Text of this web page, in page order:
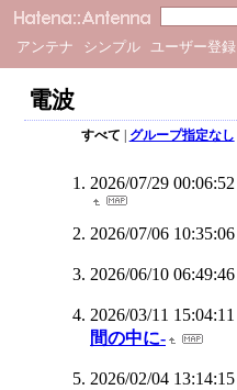
アンテナ シンプル ユーザー登録
電波
すべて | グループ指定なし
2026/07/29 00:06:52
2026/07/06 10:35:06
2026/06/10 06:49:46
2026/03/11 15:04:11
間の中に-
2026/02/04 13:14:15